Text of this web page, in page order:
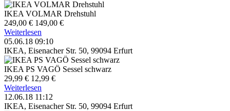
IKEA VOLMAR Drehstuhl
249,00 € 149,00 €
Weiterlesen
05.06.18 09:10
IKEA, Eisenacher Str. 50, 99094 Erfurt
IKEA PS VAGÖ Sessel schwarz
29,99 € 12,99 €
Weiterlesen
12.06.18 11:12
IKEA, Eisenacher Str. 50, 99094 Erfurt